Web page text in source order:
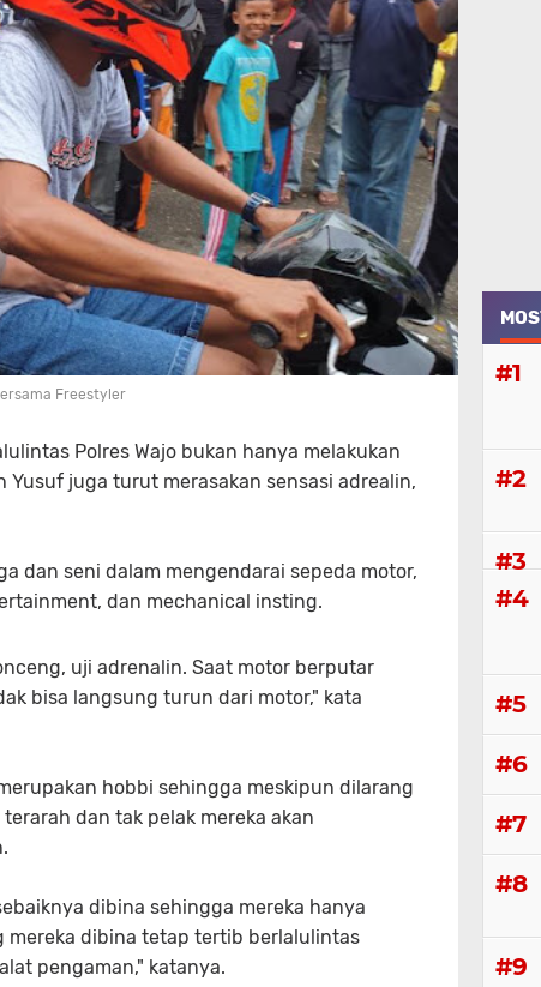
Freestyler
Polres Wajo bukan hanya melakukan
juga turut merasakan sensasi adrealin,
dan seni dalam mengendarai sepeda motor,
dan mechanical insting.
uji adrenalin. Saat motor berputar
bisa langsung turun dari motor," kata
hobbi sehingga meskipun dilarang
dan tak pelak mereka akan
dibina sehingga mereka hanya
dibina tetap tertib berlalulintas
pengaman," katanya.